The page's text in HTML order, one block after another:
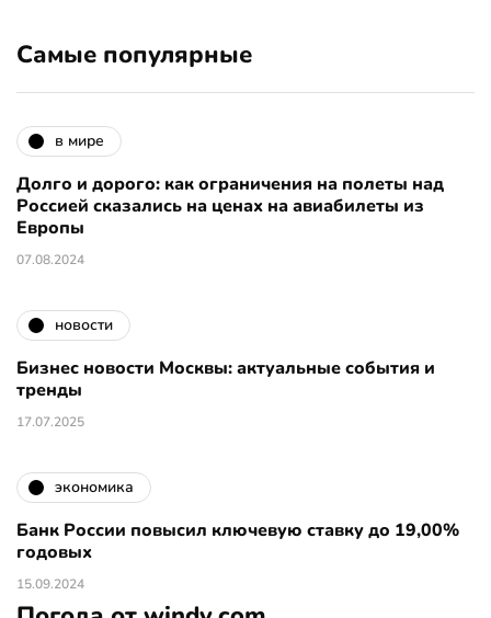
Самые популярные
в мире
Долго и дорого: как ограничения на полеты над
Россией сказались на ценах на авиабилеты из
Европы
07.08.2024
новости
Бизнес новости Москвы: актуальные события и
тренды
17.07.2025
экономика
Банк России повысил ключевую ставку до 19,00%
годовых
15.09.2024